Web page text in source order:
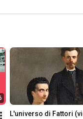
L'universo di Fattori